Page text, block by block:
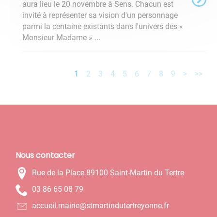
aura lieu le 20 novembre à Sens. Chacun est
invité à représenter sa vision d'un personnage
parmi la centaine existants dans l'univers des «
Monsieur Madame » ...
1 2 3 4 5 6 7 8 9 > >>
Nous contacter
Rue de la Place 89100 Saint-Martin du Tertre
97 80 56 68 30
rf.ennoyertretudnitramts@eiriam.lieucca